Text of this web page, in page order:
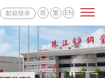
邮箱登录 简 繁 EN